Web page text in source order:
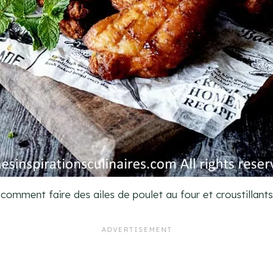
comment faire des ailes de poulet au four et croustillants